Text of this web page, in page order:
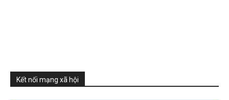
Kết nối mạng xã hội